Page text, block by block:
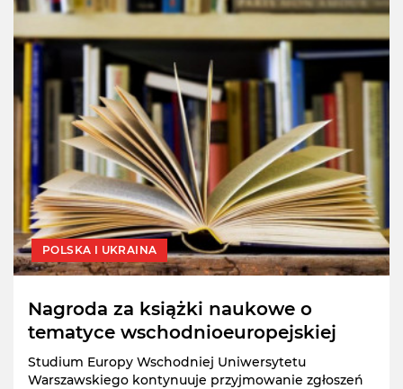
POLSKA I UKRAINA
Nagroda za książki naukowe o
tematyce wschodnioeuropejskiej
Studium Europy Wschodniej Uniwersytetu
Warszawskiego kontynuuje przyjmowanie zgłoszeń